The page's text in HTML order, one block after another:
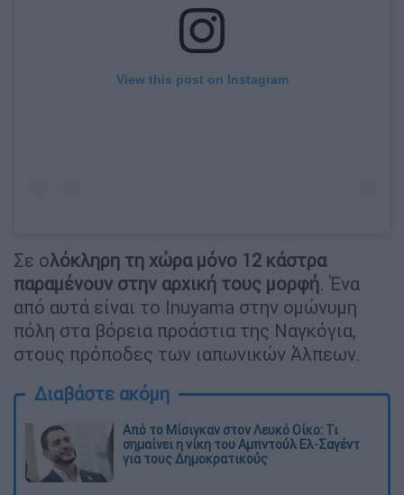
View this post on Instagram
Σε ολόκληρη τη χώρα μόνο 12 κάστρα
παραμένουν στην αρχική τους μορφή. Ένα
από αυτά είναι το Inuyama στην ομώνυμη
πόλη στα βόρεια προάστια της Ναγκόγια,
στους πρόποδες των ιαπωνικών Άλπεων.
Διαβάστε ακόμη
Από το Μίσιγκαν στον Λευκό Οίκο: Τι
σημαίνει η νίκη του Αμπντούλ Ελ-Σαγέντ
για τους Δημοκρατικούς